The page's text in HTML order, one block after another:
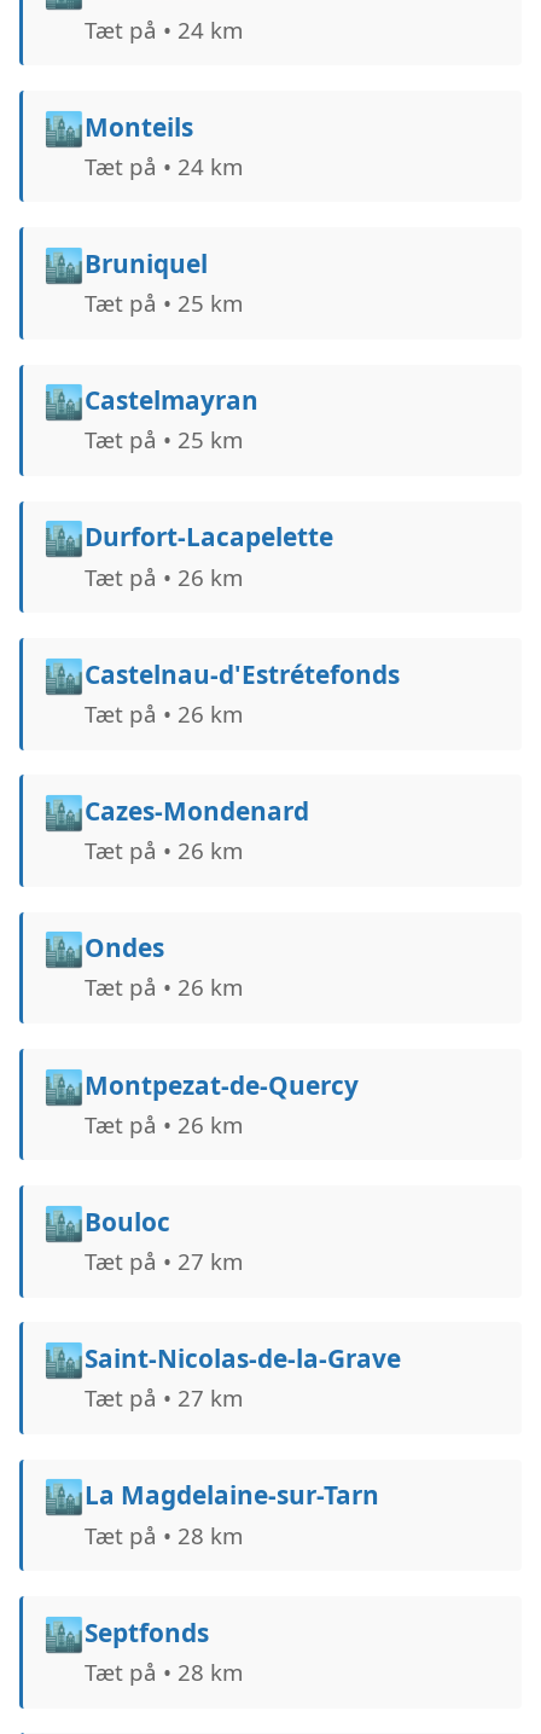
Tæt på • 24 km
🏙️Monteils
Tæt på • 24 km
🏙️Bruniquel
Tæt på • 25 km
🏙️Castelmayran
Tæt på • 25 km
🏙️Durfort-Lacapelette
Tæt på • 26 km
🏙️Castelnau-d'Estrétefonds
Tæt på • 26 km
🏙️Cazes-Mondenard
Tæt på • 26 km
🏙️Ondes
Tæt på • 26 km
🏙️Montpezat-de-Quercy
Tæt på • 26 km
🏙️Bouloc
Tæt på • 27 km
🏙️Saint-Nicolas-de-la-Grave
Tæt på • 27 km
🏙️La Magdelaine-sur-Tarn
Tæt på • 28 km
🏙️Septfonds
Tæt på • 28 km